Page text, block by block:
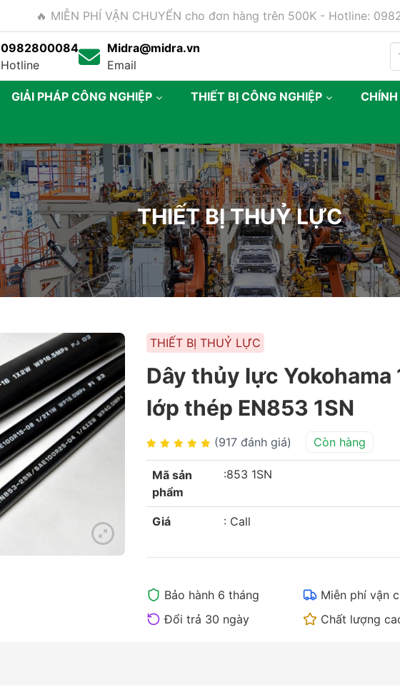
🔥 MIỄN PHÍ VẬN CHUYỂN cho đơn hàng trên 500K - Hotline:
0982800084
Hotline
Midra@midra.vn
Email
GIẢI PHÁP CÔNG NGHIỆP THIẾT BỊ CÔNG NGHIỆP
THIẾT BỊ THUỶ LỰC
THIẾT BỊ THUỶ LỰC
Dây thủy lực Yokohama
lớp thép EN853 1SN
(917 đánh giá) Còn hàng
Mã sản
phẩm
:853 1SN
Giá : Call
Bảo hành 6 tháng
Miễn phí vận
Đổi trả 30 ngày
Chất lượng